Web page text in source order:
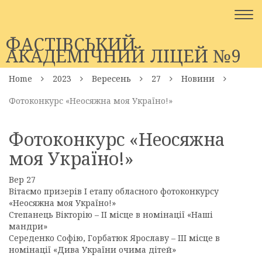
ФАСТІВСЬКИЙ
АКАДЕМІЧНИЙ ЛІЦЕЙ №9
Home 2023 Вересень 27
Новини
Фотоконкурс «Неосяжна моя Україно!»
Фотоконкурс «Неосяжна
моя Україно!»
Вер 27
Вітаємо призерів I етапу обласного фотоконкурсу
«Неосяжна моя Україно!»
Степанець Вікторію – II місце в номінації «Наші
мандри»
Середенко Софію, Горбатюк Ярославу – III місце в
номінації «Дива України очима дітей»